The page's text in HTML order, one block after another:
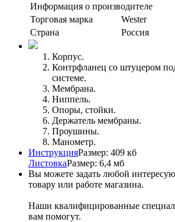
Информация о производителе
Торговая марка
Wester
Страна
Россия
Корпус.
Контрфланец со штуцером
системе.
Мембрана.
Ниппель.
Опоры, стойки.
Держатель мембраны.
Проушины.
Манометр.
ИнструкцияРазмер: 409 кб
ЛистовкаРазмер: 6,4 мб
Вы можете задать любой
товару или работе магазина.
Наши квалифицированные
вам помогут.